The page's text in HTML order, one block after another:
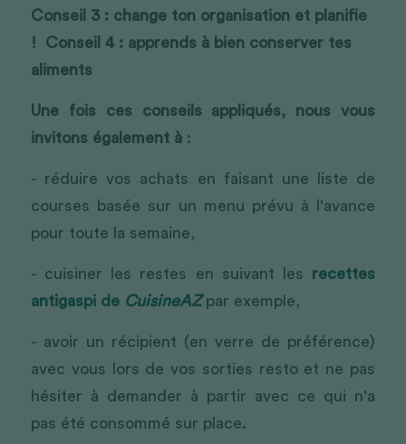
Conseil 3 : change ton organisation et planifie
!
Conseil 4 : apprends à bien conserver tes
aliments
Une fois ces conseils appliqués, nous vous
invitons également à :
- réduire vos achats en faisant une liste de
courses basée sur un menu prévu à l'avance
pour toute la semaine,
- cuisiner les restes en suivant les recettes
antigaspi de CuisineAZ par exemple,
- avoir un récipient (en verre de préférence)
avec vous lors de vos sorties resto et ne pas
hésiter à demander à partir avec ce qui n'a
pas été consommé sur place.